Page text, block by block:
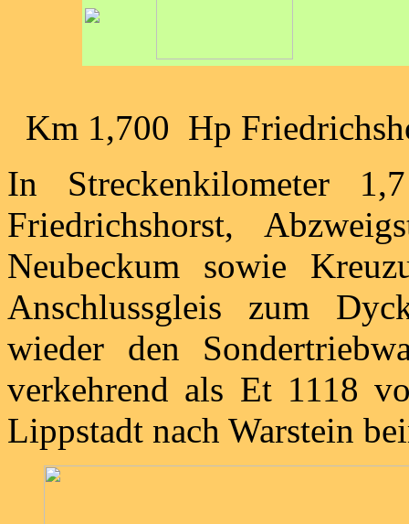
Km 1,700 Hp
In Streckenkilometer
Friedrichshorst,
Neubeckum sowie
Anschlussgleis zum
wieder den
verkehrend als Et 1118
Lippstadt nach Warstein